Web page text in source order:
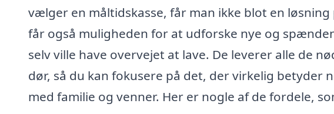
vælger en måltidskasse, får man ikke blot en
får også muligheden for at udforske nye og
selv ville have overvejet at lave. De leverer alle de
dør, så du kan fokusere på det, der virkelig betyder
med familie og venner. Her er nogle af de fordele,